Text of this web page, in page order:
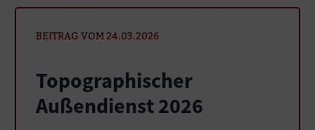
BEITRAG VOM 24.03.2026
Topographischer
Außendienst 2026